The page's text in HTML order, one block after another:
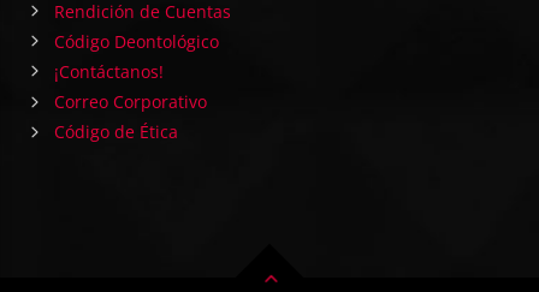
Rendición de Cuentas
Código Deontológico
¡Contáctanos!
Correo Corporativo
Código de Ética